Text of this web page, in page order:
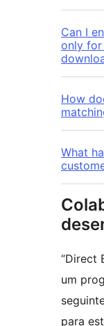
Can I
only
How
What
“Direct
um
para